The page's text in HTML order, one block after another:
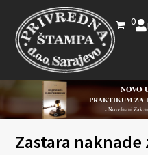
0
NOVO
PRAKTIKUM ZA
- Novelirani
Zastara